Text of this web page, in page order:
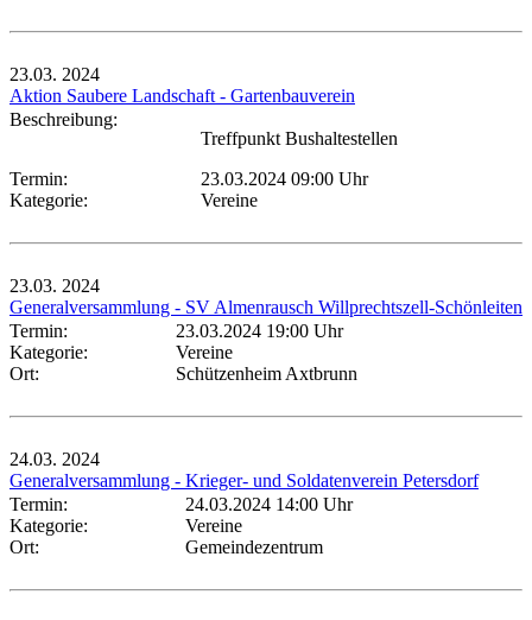
23.03. 2024
Aktion Saubere Landschaft - Gartenbauverein
Beschreibung:
Treffpunkt Bushaltestellen
Termin:
23.03.2024 09:00 Uhr
Kategorie:
Vereine
23.03. 2024
Generalversammlung - SV Almenrausch Willprechtszell-Schönleiten
Termin:
23.03.2024 19:00 Uhr
Kategorie:
Vereine
Ort:
Schützenheim Axtbrunn
24.03. 2024
Generalversammlung - Krieger- und Soldatenverein Petersdorf
Termin:
24.03.2024 14:00 Uhr
Kategorie:
Vereine
Ort:
Gemeindezentrum